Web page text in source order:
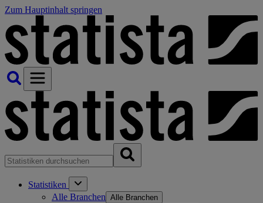
Zum Hauptinhalt springen
Statistiken
Alle Branchen Alle Branchen